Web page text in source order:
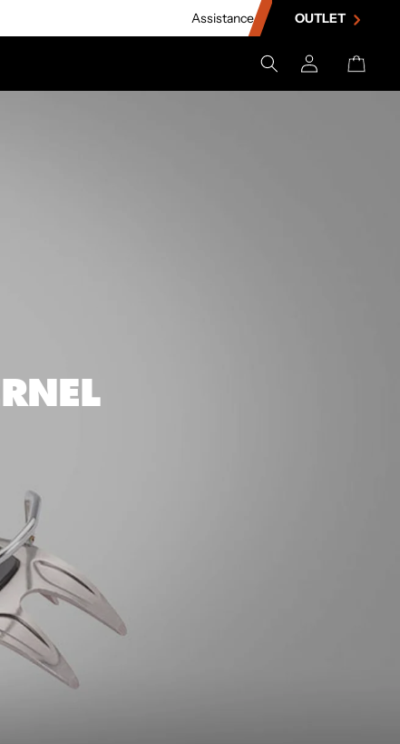
Assistance OUTLET
connecter
Panier